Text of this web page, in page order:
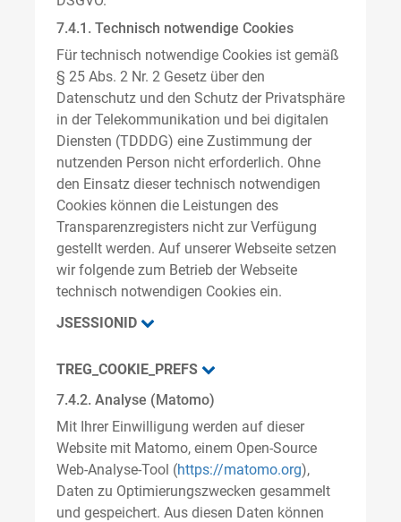
7.4.1. Technisch notwendige Cookies
Für technisch notwendige Cookies ist gemäß
§ 25 Abs. 2 Nr. 2 Gesetz über den
Datenschutz und den Schutz der Privatsphäre
in der Telekommunikation und bei digitalen
Diensten (TDDDG) eine Zustimmung der
nutzenden Person nicht erforderlich. Ohne
den Einsatz dieser technisch notwendigen
Cookies können die Leistungen des
Transparenzregisters nicht zur Verfügung
gestellt werden. Auf unserer Webseite setzen
wir folgende zum Betrieb der Webseite
technisch notwendigen Cookies ein.
JSESSIONID
TREG_COOKIE_PREFS
7.4.2. Analyse (Matomo)
Mit Ihrer Einwilligung werden auf dieser
Website mit Matomo, einem Open-Source
Web-Analyse-Tool (https://matomo.org),
Daten zu Optimierungszwecken gesammelt
und gespeichert. Aus diesen Daten können